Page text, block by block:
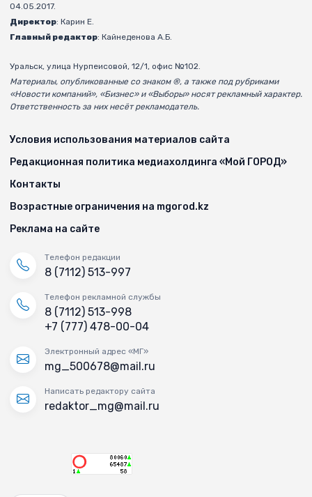
04.05.2017.
Директор: Карин Е.
Главный редактор: Кайнеденова А.Б.
Уральск, улица Нурпеисовой, 12/1, офис №102.
Материалы, опубликованные со знаком ®, а также под рубриками
«Новости компаний», «Бизнес» и «Выборы» носят рекламный характер.
Ответственность за них несёт рекламодатель.
Условия использования материалов сайта
Редакционная политика медиахолдинга «Мой ГОРОД»
Контакты
Возрастные ограничения на mgorod.kz
Реклама на сайте
Телефон редакции
8 (7112) 513-997
Телефон рекламной службы
8 (7112) 513-998
+7 (777) 478-00-04
Электронный адрес «МГ»
mg_500678@mail.ru
Написать редактору сайта
redaktor_mg@mail.ru